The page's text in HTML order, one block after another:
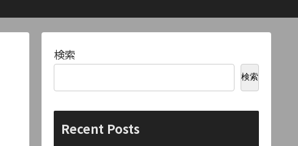
検索
検索
Recent Posts